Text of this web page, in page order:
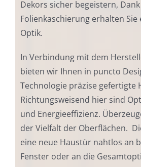
Dekors sicher begeistern,
Folienkaschierung erhalten
Optik.
In Verbindung mit dem
bieten wir Ihnen in puncto
Technologie präzise gefertigte
Richtungsweisend hier sind
und Energieeffizienz.
der Vielfalt der Oberflächen.
eine neue Haustür nahtlos an
Fenster oder an die